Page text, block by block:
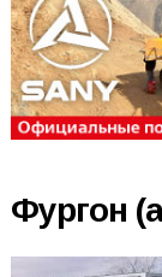
Фургон